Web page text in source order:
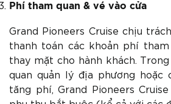
Phí tham quan & vé vào cửa
Grand Pioneers Cruise chịu
thanh toán các khoản phí tham
thay mặt cho hành khách.
quan quản lý địa phương hoặc
tăng phí, Grand Pioneers